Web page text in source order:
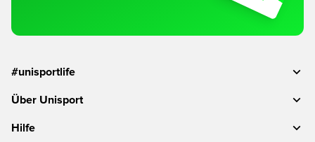
#unisportlife
Über Unisport
Hilfe